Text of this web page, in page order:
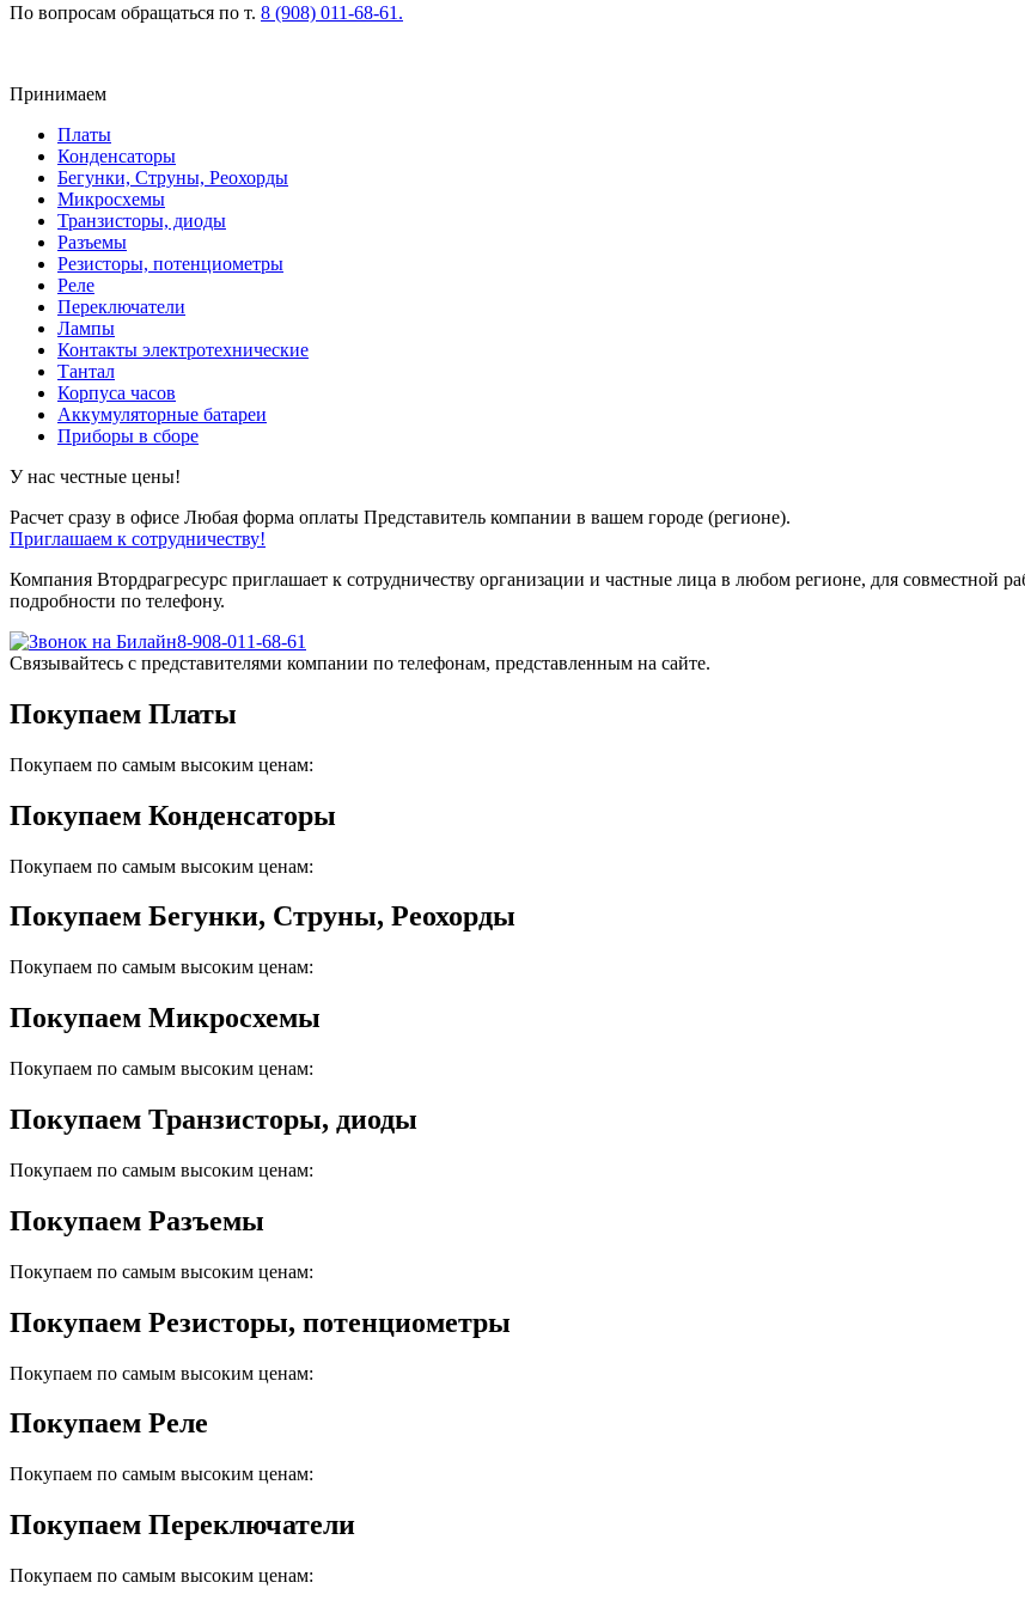
По вопросам обращаться по т. 8 (908) 011-68-61.
Принимаем
Платы
Конденсаторы
Бегунки, Струны, Реохорды
Микросхемы
Транзисторы, диоды
Разъемы
Резисторы, потенциометры
Реле
Переключатели
Лампы
Контакты электротехнические
Тантал
Корпуса часов
Аккумуляторные батареи
Приборы в сборе
У нас честные цены!
Расчет сразу в офисе Любая форма оплаты Представитель компании в вашем городе (регионе).
Приглашаем к сотрудничеству!
Компания Втордрагресурс приглашает к сотрудничеству организации и частные лица в любом регионе, для совместной
подробности по телефону.
8-908-011-68-61
Связывайтесь с представителями компании по телефонам, представленным на сайте.
Покупаем Платы
Покупаем по самым высоким ценам:
Покупаем Конденсаторы
Покупаем по самым высоким ценам:
Покупаем Бегунки, Струны, Реохорды
Покупаем по самым высоким ценам:
Покупаем Микросхемы
Покупаем по самым высоким ценам:
Покупаем Транзисторы, диоды
Покупаем по самым высоким ценам:
Покупаем Разъемы
Покупаем по самым высоким ценам:
Покупаем Резисторы, потенциометры
Покупаем по самым высоким ценам:
Покупаем Реле
Покупаем по самым высоким ценам:
Покупаем Переключатели
Покупаем по самым высоким ценам: